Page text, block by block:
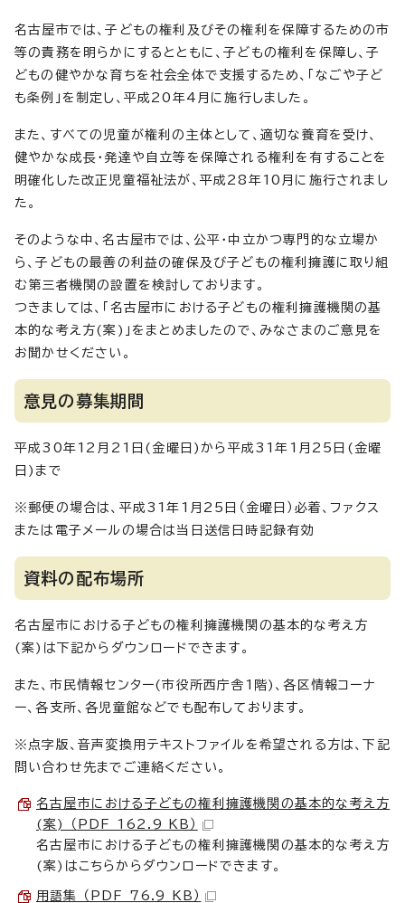
名古屋市では、子どもの権利及びその権利を保障するための市
等の責務を明らかにするとともに、子どもの権利を保障し、子
どもの健やかな育ちを社会全体で支援するため、「なごや子ど
も条例」を制定し、平成20年4月に施行しました。
また、すべての児童が権利の主体として、適切な養育を受け、
健やかな成長・発達や自立等を保障される権利を有することを
明確化した改正児童福祉法が、平成28年10月に施行されまし
た。
そのような中、名古屋市では、公平・中立かつ専門的な立場か
ら、子どもの最善の利益の確保及び子どもの権利擁護に取り組
む第三者機関の設置を検討しております。
つきましては、「名古屋市における子どもの権利擁護機関の基
本的な考え方(案)」をまとめましたので、みなさまのご意見を
お聞かせください。
意見の募集期間
平成30年12月21日(金曜日)から平成31年1月25日(金曜
日)まで
※郵便の場合は、平成31年1月25日（金曜日）必着、ファクス
または電子メールの場合は当日送信日時記録有効
資料の配布場所
名古屋市における子どもの権利擁護機関の基本的な考え方
(案)は下記からダウンロードできます。
また、市民情報センター(市役所西庁舎1階)、各区情報コーナ
ー、各支所、各児童館などでも配布しております。
※点字版、音声変換用テキストファイルを希望される方は、下記
問い合わせ先までご連絡ください。
名古屋市における子どもの権利擁護機関の基本的な考え方
(案) （PDF 162.9 KB）
名古屋市における子どもの権利擁護機関の基本的な考え方
(案)はこちらからダウンロードできます。
用語集 （PDF 76.9 KB）